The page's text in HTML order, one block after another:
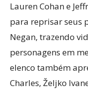
Lauren Cohan e
para reprisar seus
Negan, trazendo
personagens em
elenco também
Charles, Željko